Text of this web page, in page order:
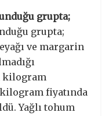
grupta;
grupta;
ve margarin
kilogram
fiyatında
Yağlı tohum